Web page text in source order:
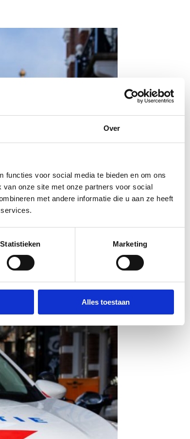
Over
functies voor social media te bieden en om ons
onze site met onze partners voor social
met andere informatie die u aan ze heeft
Statistieken Marketing
Alles toestaan